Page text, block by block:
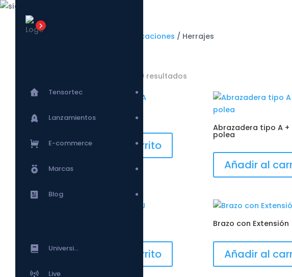
Tensortec
Lanzamientos
E-commerce
Marcas
Blog
Universidad Tensortec
Live
Telecomunicaciones / Herrajes
Mostrando 1–9 de 10 resultados
Abrazadera tipo A
Añadir al carrito
Abrazadera tipo A +
polea
Añadir al
Añadir al carrito
Brazo con Extensión
Añadir al